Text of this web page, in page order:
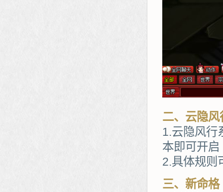
二、云隐风
1.云隐风行
本即可开启
2.具体规则
三、新命格